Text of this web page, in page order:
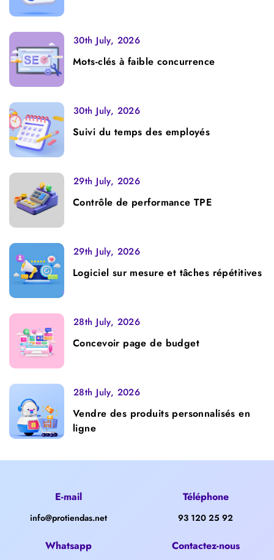
30th July, 2026
Mots-clés à faible concurrence
30th July, 2026
Suivi du temps des employés
29th July, 2026
Contrôle de performance TPE
29th July, 2026
Logiciel sur mesure et tâches répétitives
28th July, 2026
Concevoir page de budget
28th July, 2026
Vendre des produits personnalisés en
ligne
E-mail
info@protiendas.net
Téléphone
93 120 25 92
Whatsapp Contactez-nous